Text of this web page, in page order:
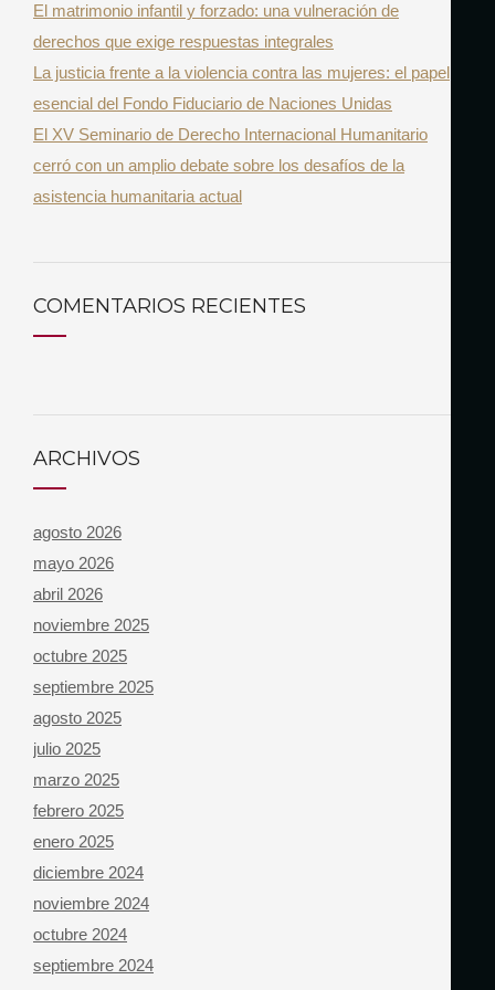
El matrimonio infantil y forzado: una vulneración de
derechos que exige respuestas integrales
La justicia frente a la violencia contra las mujeres: el papel
esencial del Fondo Fiduciario de Naciones Unidas
El XV Seminario de Derecho Internacional Humanitario
cerró con un amplio debate sobre los desafíos de la
asistencia humanitaria actual
COMENTARIOS RECIENTES
ARCHIVOS
agosto 2026
mayo 2026
abril 2026
noviembre 2025
octubre 2025
septiembre 2025
agosto 2025
julio 2025
marzo 2025
febrero 2025
enero 2025
diciembre 2024
noviembre 2024
octubre 2024
septiembre 2024